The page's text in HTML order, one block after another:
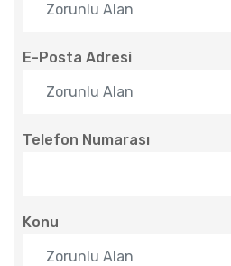
E-Posta Adresi
Telefon Numarası
Konu